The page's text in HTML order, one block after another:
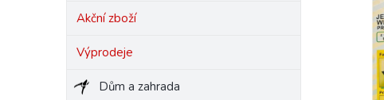
p
Akční zboží
Výprodeje
Dům a zahrada
hvězdiček.